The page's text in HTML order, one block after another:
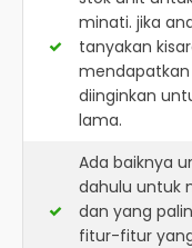
minati. jika
tanyakan
diinginkan
lama.
Ada baiknya
dahulu untuk
dan yang
fitur-fitur